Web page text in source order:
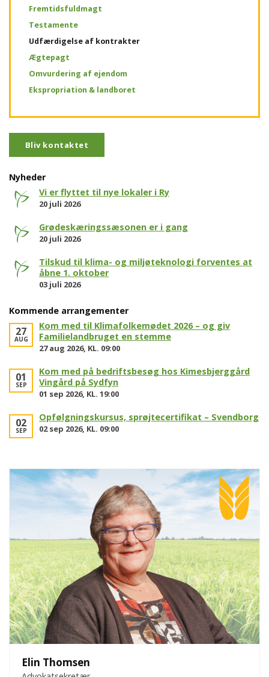
Fremtidsfuldmagt
Testamente
Udfærdigelse af kontrakter
Ægtepagt
Omvurdering af ejendom
Ekspropriation & landboret
Bliv kontaktet
Nyheder
Vi er flyttet til nye lokaler i Ry
20 juli 2026
Grødeskæringssæsonen er i gang
20 juli 2026
Tilskud til klima- og miljøteknologi forventes at
åbne 1. oktober
03 juli 2026
Kommende arrangementer
27
AUG
Kom med til Klimafolkemødet 2026 – og giv
Familielandbruget en stemme
27 aug 2026, KL. 09:00
01
SEP
Kom med på bedriftsbesøg hos Kimesbjerggård
Vingård på Sydfyn
01 sep 2026, KL. 19:00
02
SEP
Opfølgningskursus, sprøjtecertifikat – Svendborg
02 sep 2026, KL. 09:00
Elin Thomsen